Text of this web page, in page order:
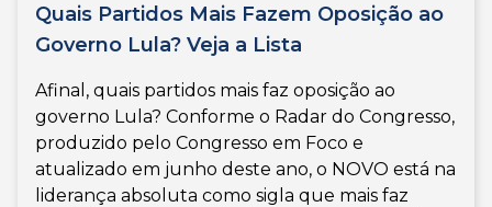
Quais Partidos Mais Fazem Oposição ao
Governo Lula? Veja a Lista
Afinal, quais partidos mais faz oposição ao
governo Lula? Conforme o Radar do Congresso,
produzido pelo Congresso em Foco e
atualizado em junho deste ano, o NOVO está na
liderança absoluta como sigla que mais faz